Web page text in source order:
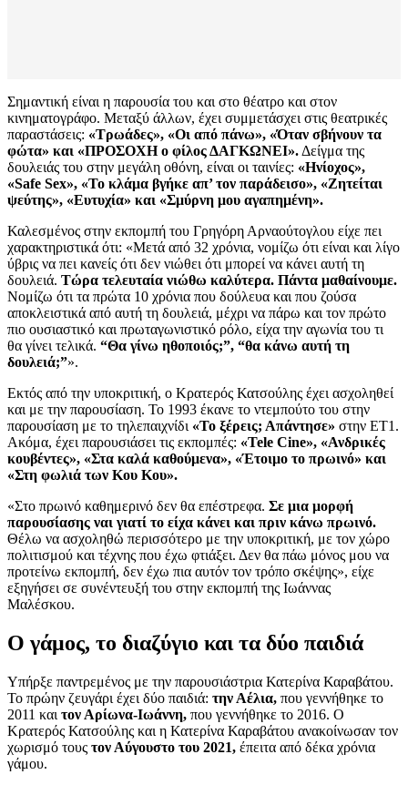
Σημαντική είναι η παρουσία του και στο θέατρο και στον
κινηματογράφο. Μεταξύ άλλων, έχει συμμετάσχει στις θεατρικές
παραστάσεις: «Τρωάδες», «Οι από πάνω», «Όταν σβήνουν τα
φώτα» και «ΠΡΟΣΟΧΗ ο φίλος ΔΑΓΚΩΝΕΙ». Δείγμα της
δουλειάς του στην μεγάλη οθόνη, είναι οι ταινίες: «Ηνίοχος»,
«Safe Sex», «Το κλάμα βγήκε απ’ τον παράδεισο», «Ζητείται
ψεύτης», «Ευτυχία» και «Σμύρνη μου αγαπημένη».
Καλεσμένος στην εκπομπή του Γρηγόρη Αρναούτογλου είχε πει
χαρακτηριστικά ότι: «Μετά από 32 χρόνια, νομίζω ότι είναι και λίγο
ύβρις να πει κανείς ότι δεν νιώθει ότι μπορεί να κάνει αυτή τη
δουλειά. Τώρα τελευταία νιώθω καλύτερα. Πάντα μαθαίνουμε.
Νομίζω ότι τα πρώτα 10 χρόνια που δούλευα και που ζούσα
αποκλειστικά από αυτή τη δουλειά, μέχρι να πάρω και τον πρώτο
πιο ουσιαστικό και πρωταγωνιστικό ρόλο, είχα την αγωνία του τι
θα γίνει τελικά. “Θα γίνω ηθοποιός;”, “θα κάνω αυτή τη
δουλειά;”».
Εκτός από την υποκριτική, ο Κρατερός Κατσούλης έχει ασχοληθεί
και με την παρουσίαση. Το 1993 έκανε το ντεμπούτο του στην
παρουσίαση με το τηλεπαιχνίδι «Το ξέρεις; Απάντησε» στην ΕΤ1.
Ακόμα, έχει παρουσιάσει τις εκπομπές: «Tele Cine», «Ανδρικές
κουβέντες», «Στα καλά καθούμενα», «Έτοιμο το πρωινό» και
«Στη φωλιά των Κου Κου».
«Στο πρωινό καθημερινό δεν θα επέστρεφα. Σε μια μορφή
παρουσίασης ναι γιατί το είχα κάνει και πριν κάνω πρωινό.
Θέλω να ασχοληθώ περισσότερο με την υποκριτική, με τον χώρο
πολιτισμού και τέχνης που έχω φτιάξει. Δεν θα πάω μόνος μου να
προτείνω εκπομπή, δεν έχω πια αυτόν τον τρόπο σκέψης», είχε
εξηγήσει σε συνέντευξή του στην εκπομπή της Ιωάννας
Μαλέσκου.
Ο γάμος, το διαζύγιο και τα δύο παιδιά
Υπήρξε παντρεμένος με την παρουσιάστρια Κατερίνα Καραβάτου.
Το πρώην ζευγάρι έχει δύο παιδιά: την Αέλια, που γεννήθηκε το
2011 και τον Αρίωνα-Ιωάννη, που γεννήθηκε το 2016. Ο
Κρατερός Κατσούλης και η Κατερίνα Καραβάτου ανακοίνωσαν τον
χωρισμό τους τον Αύγουστο του 2021, έπειτα από δέκα χρόνια
γάμου.